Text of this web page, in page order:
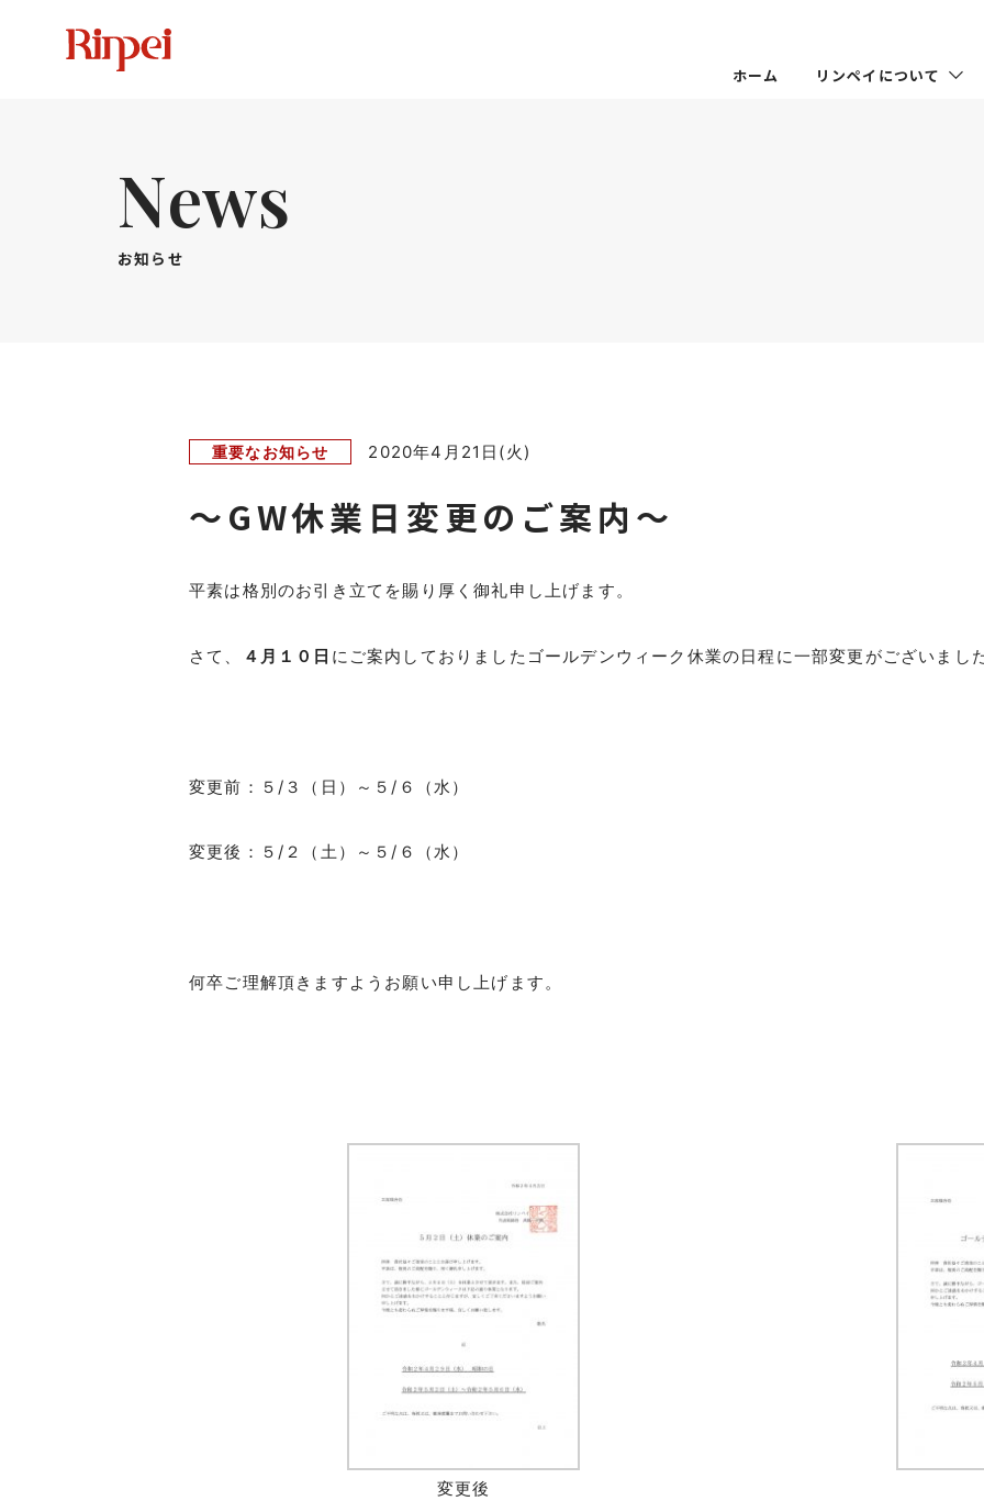
ホーム リンペイについて
News
お知らせ
重要なお知らせ 2020年4月21日(火)
～GW休業日変更のご案内～
平素は格別のお引き立てを賜り厚く御礼申し上げます。
さて、 ４月１０日 にご案内しておりましたゴールデンウィーク休業の日程に一部変更がございまし
変更前：５/３（日）～５/６（水）
変更後：５/２（土）～５/６（水）
何卒ご理解頂きますようお願い申し上げます。
変更後